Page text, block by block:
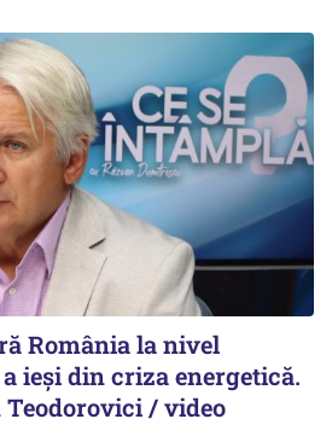
România la nivel
ieși din criza energetică.
Teodorovici / video